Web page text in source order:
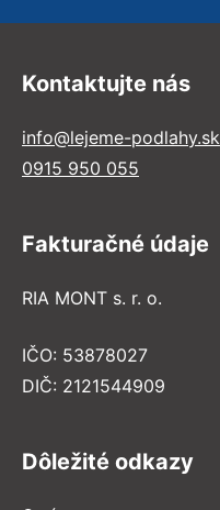
Kontaktujte nás
info@lejeme-podlahy.sk
0915 950 055
Fakturačné údaje
RIA MONT s. r. o.
IČO: 53878027
DIČ: 2121544909
Dôležité odkazy